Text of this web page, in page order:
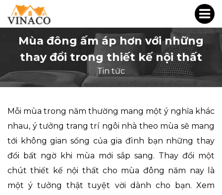
Mùa đông ấm áp hơn với những
thay đổi trong thiết kế nội thất
Tin tức
Mỗi mùa trong năm thường mang một ý nghĩa khác
nhau, ý tưởng trang trí ngôi nhà theo mùa sẽ mang
tới không gian sống của gia đình bạn những thay
đổi bất ngờ khi mùa mới sắp sang. Thay đổi một
chút thiết kế nội thất cho mùa đông năm nay là
một ý tưởng thật tuyệt vời dành cho bạn. Xem